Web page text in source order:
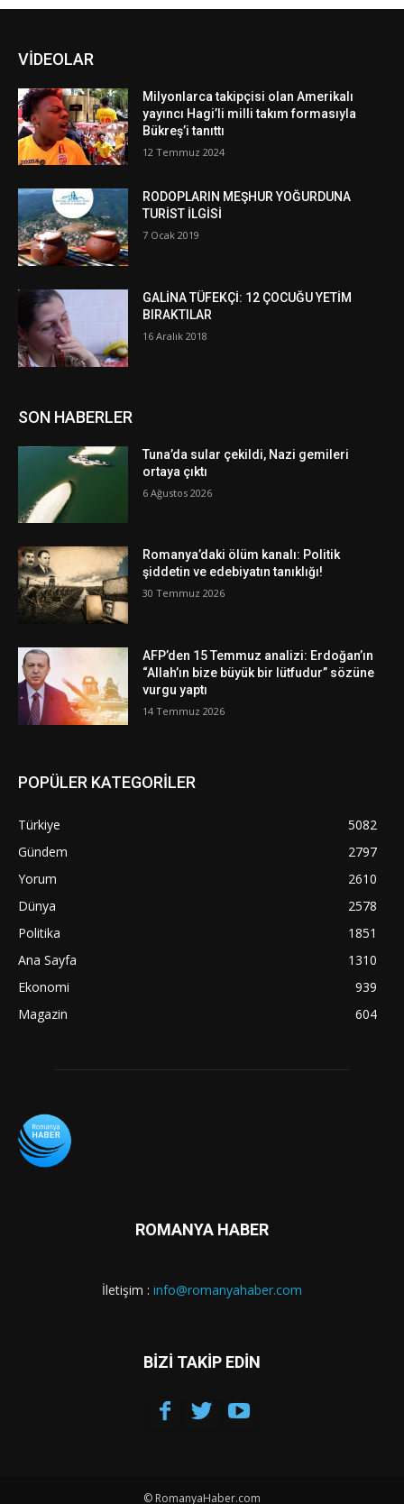
VİDEOLAR
Milyonlarca takipçisi olan Amerikalı
yayıncı Hagi’li milli takım formasıyla
Bükreş’i tanıttı
12 Temmuz 2024
RODOPLARIN MEŞHUR YOĞURDUNA
TURİST İLGİSİ
7 Ocak 2019
GALİNA TÜFEKÇİ: 12 ÇOCUĞU YETİM
BIRAKTILAR
16 Aralık 2018
SON HABERLER
Tuna’da sular çekildi, Nazi gemileri
ortaya çıktı
6 Ağustos 2026
Romanya’daki ölüm kanalı: Politik
şiddetin ve edebiyatın tanıklığı!
30 Temmuz 2026
AFP’den 15 Temmuz analizi: Erdoğan’ın
“Allah’ın bize büyük bir lütfudur” sözüne
vurgu yaptı
14 Temmuz 2026
POPÜLER KATEGORİLER
Türkiye
5082
Gündem
2797
Yorum
2610
Dünya
2578
Politika
1851
Ana Sayfa
1310
Ekonomi
939
Magazin
604
ROMANYA HABER
İletişim : info@romanyahaber.com
BİZİ TAKİP EDİN
© RomanyaHaber.com